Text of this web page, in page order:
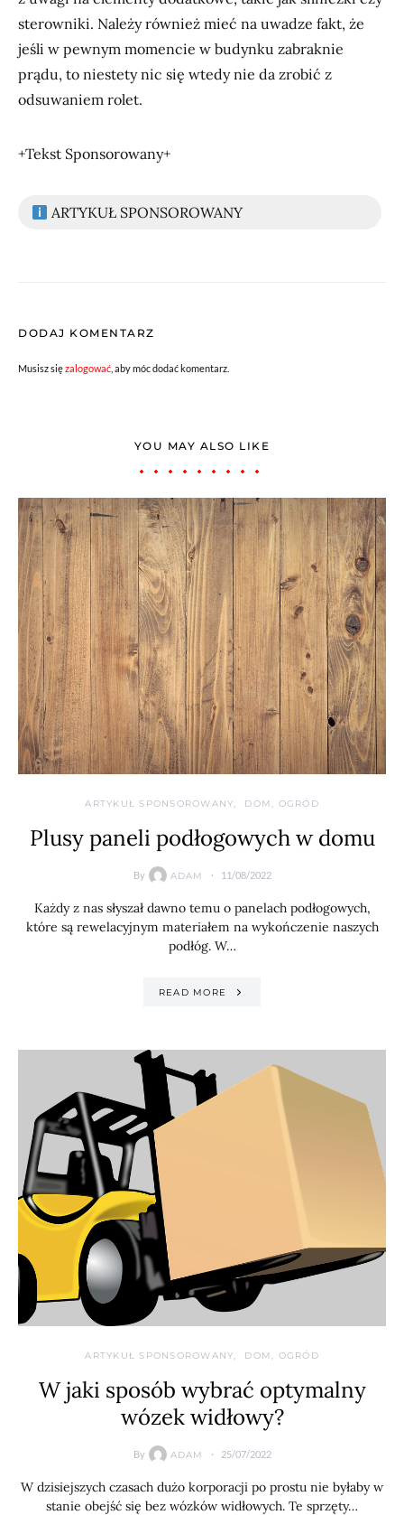
sterowniki. Należy również mieć na uwadze fakt, że
jeśli w pewnym momencie w budynku zabraknie
prądu, to niestety nic się wtedy nie da zrobić z
odsuwaniem rolet.
+Tekst Sponsorowany+
ARTYKUŁ SPONSOROWANY
DODAJ KOMENTARZ
Musisz sięzalogować , aby móc dodać komentarz.
YOU MAY ALSO LIKE
ARTYKUŁ SPONSOROWANY DOM, OGRÓD
Plusy paneli podłogowych w domu
By ADAM 11/08/2022
Każdy z nas słyszał dawno temu o panelach podłogowych,
które są rewelacyjnym materiałem na wykończenie naszych
podłóg. W…
READ MORE
ARTYKUŁ SPONSOROWANY DOM, OGRÓD
W jaki sposób wybrać optymalny
wózek widłowy?
By ADAM 25/07/2022
W dzisiejszych czasach dużo korporacji po prostu nie byłaby w
stanie obejść się bez wózków widłowych. Te sprzęty…